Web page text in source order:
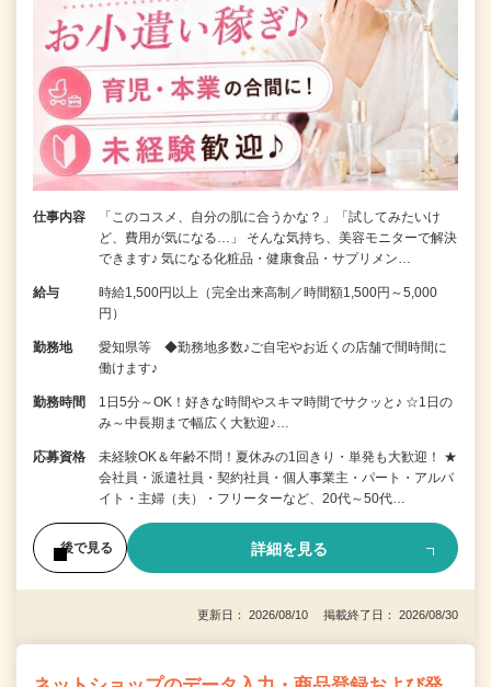
仕事内容
「このコスメ、自分の肌に合うかな？」「試してみたいけ
ど、費用が気になる…」 そんな気持ち、美容モニターで解決
できます♪ 気になる化粧品・健康食品・サプリメン…
給与
時給1,500円以上（完全出来高制／時間額1,500円～5,000
円）
勤務地
愛知県等 ◆勤務地多数♪ご自宅やお近くの店舗で間時間に
働けます♪
勤務時間
1日5分～OK！好きな時間やスキマ時間でサクッと♪ ☆1日の
み～中長期まで幅広く大歓迎♪…
応募資格
未経験OK＆年齢不問！夏休みの1回きり・単発も大歓迎！ ★
会社員・派遣社員・契約社員・個人事業主・パート・アルバ
イト・主婦（夫）・フリーターなど、20代～50代…
後で見る 詳細を見る
更新日： 2026/08/10 掲載終了日： 2026/08/30